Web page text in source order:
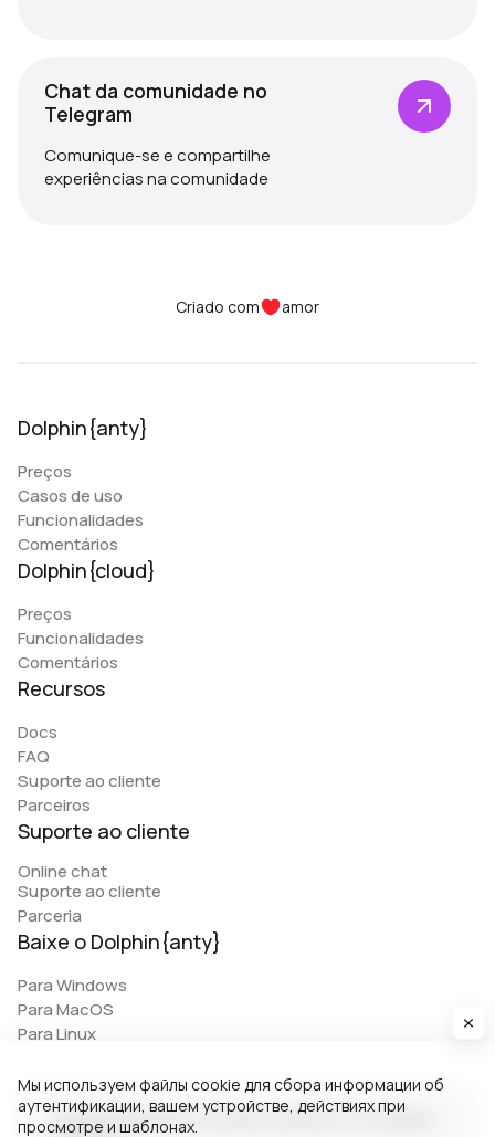
Chat da comunidade no
Telegram
Comunique-se e compartilhe
experiências na comunidade
Criado com amor
Dolphin{anty}
Preços
Casos de uso
Funcionalidades
Comentários
Dolphin{cloud}
Preços
Funcionalidades
Comentários
Recursos
Docs
FAQ
Suporte ao cliente
Parceiros
Suporte ao cliente
Online chat
Suporte ao cliente
Parceria
Baixe o Dolphin{anty}
Para Windows
Para MacOS
Para Linux
© 2026 Zhitnyakov software solutions LTD. All rights
Мы используем файлы cookie для сбора информации об
аутентификации, вашем устройстве, действиях при
просмотре и шаблонах.